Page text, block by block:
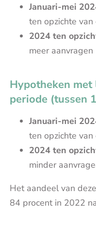
Januari-mei
ten opzichte
2024 ten
meer aanvragen
Hypotheken
periode (tussen
Januari-mei
ten opzichte
2024 ten
minder
Het aandeel van
84 procent in 2022